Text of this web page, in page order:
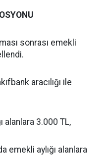
sonrası emekli
aracılığı ile
alanlara 3.000 TL,
emekli aylığı alanlara